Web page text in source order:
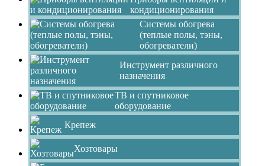
кондиционирования
Системы обогрева
(теплые полы, тэны,
обогреватели)
Инструмент различного
назначения
ТВ и спутниковое
оборудование
Крепеж
Хозтовары